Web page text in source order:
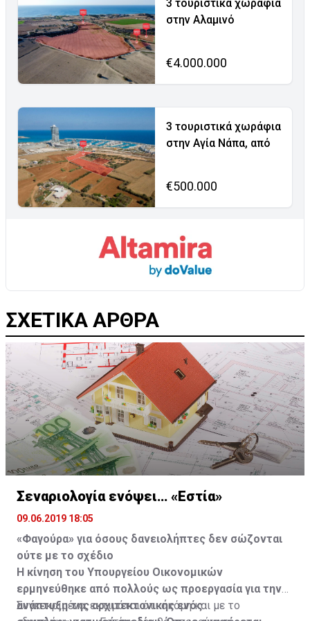
3 τουριστικά χωράφια
στην Αλαμινό
€4.000.000
3 τουριστικά χωράφια
στην Αγία Νάπα, από
€500.000
ΣΧΕΤΙΚΑ ΑΡΘΡΑ
Σεναριολογία ενόψει… «Εστία»
09.06.2019 18:05
«Φαγούρα» για όσους δανειολήπτες δεν σώζονται
ούτε με το σχέδιο
Η κίνηση του Υπουργείου Οικονομικών
ερμηνεύθηκε από πολλούς ως προεργασία για την
ανάπτυξη της αρχιτεκτονικής ενός
Συγκεκριμένα, εκτιμάται ότι ακόμη και με το